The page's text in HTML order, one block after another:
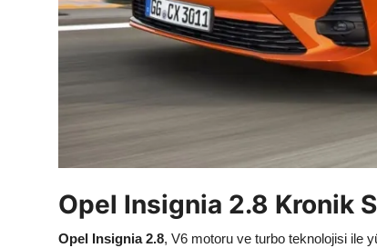
LPG & Yakıt
Klima & Konfor
Dizel Sistemler
Opel Insignia 2.8 Kronik
Opel Insignia 2.8, V6 motoru ve turbo teknolojisi ile